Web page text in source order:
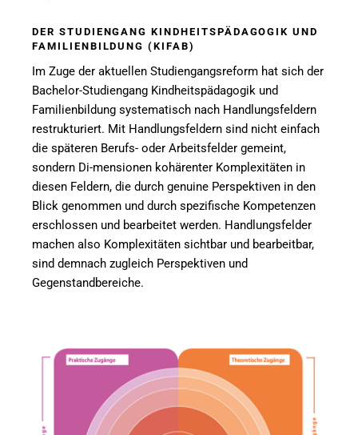
DER STUDIENGANG KINDHEITSPÄDAGOGIK UND
FAMILIENBILDUNG (KIFAB)
Im Zuge der aktuellen Studiengangsreform hat sich der
Bachelor-Studiengang Kindheitspädagogik und
Familienbildung systematisch nach Handlungsfeldern
restrukturiert. Mit Handlungsfeldern sind nicht einfach
die späteren Berufs- oder Arbeitsfelder gemeint,
sondern Di-mensionen kohärenter Komplexitäten in
diesen Feldern, die durch genuine Perspektiven in den
Blick genommen und durch spezifische Kompetenzen
erschlossen und bearbeitet werden. Handlungsfelder
machen also Komplexitäten sichtbar und bearbeitbar,
sind demnach zugleich Perspektiven und
Gegenstandbereiche.